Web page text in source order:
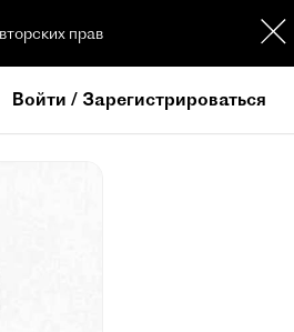
прав
Войти / Зарегистрироваться